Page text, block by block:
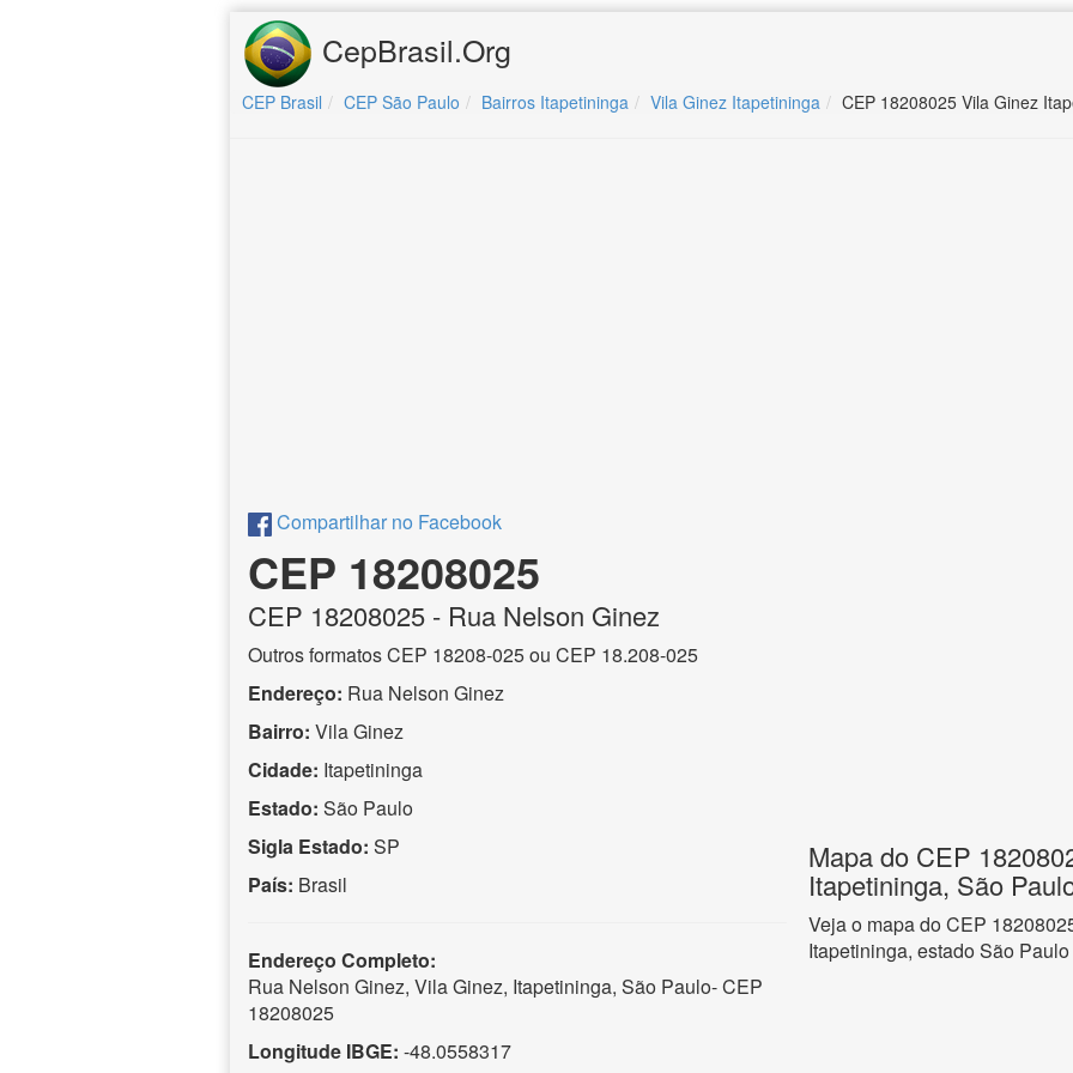
CepBrasil.Org
CEP Brasil CEP São Paulo Bairros Itapetininga Vila Ginez Itapetininga CEP 18208025 Vila Ginez
Compartilhar no Facebook
CEP 18208025
CEP 18208025 - Rua Nelson Ginez
Outros formatos CEP 18208-025 ou CEP 18.208-025
Endereço: Rua Nelson Ginez
Bairro: Vila Ginez
Cidade: Itapetininga
Estado: São Paulo
Sigla Estado: SP
País: Brasil
Endereço Completo:
Rua Nelson Ginez, Vila Ginez, Itapetininga, São Paulo- CEP
18208025
Longitude IBGE: -48.0558317
Mapa do CEP
Itapetininga, São
Veja o mapa do CEP
Itapetininga, estado São